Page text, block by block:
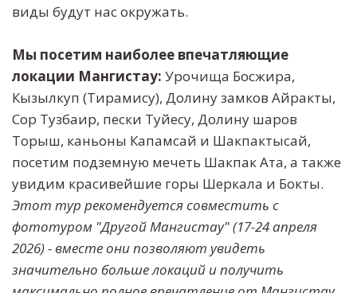
виды будут нас окружать.
Мы посетим наиболее впечатляющие
локации Мангистау: Урочища Босжира,
Кызылкуп (Тирамису), Долину замков Айракты,
Сор Тузбаир, пески Туйесу, Долину шаров
Торыш, каньоны Капамсай и Шакпактысай,
посетим подземную мечеть Шакпак Ата, а также
Этот тур рекомендуется совместить с
фототуром "Другой Мангистау" (17-24 апреля
2026) - вместе они позволяют увидеть
значительно больше локаций и получить